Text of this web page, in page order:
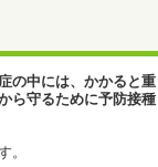
の中には、かかると重
ら守るために予防接種
。